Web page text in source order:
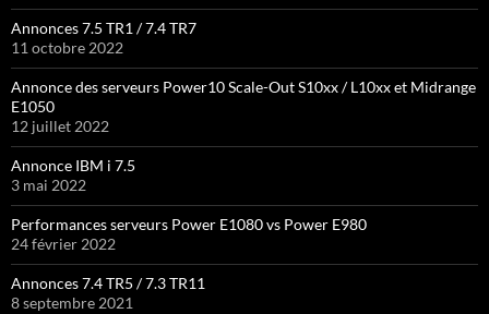
Annonces 7.5 TR1 / 7.4 TR7
11 octobre 2022
Annonce des serveurs Power10 Scale-Out S10xx / L10xx et Midrange
E1050
12 juillet 2022
Annonce IBM i 7.5
3 mai 2022
Performances serveurs Power E1080 vs Power E980
24 février 2022
Annonces 7.4 TR5 / 7.3 TR11
8 septembre 2021